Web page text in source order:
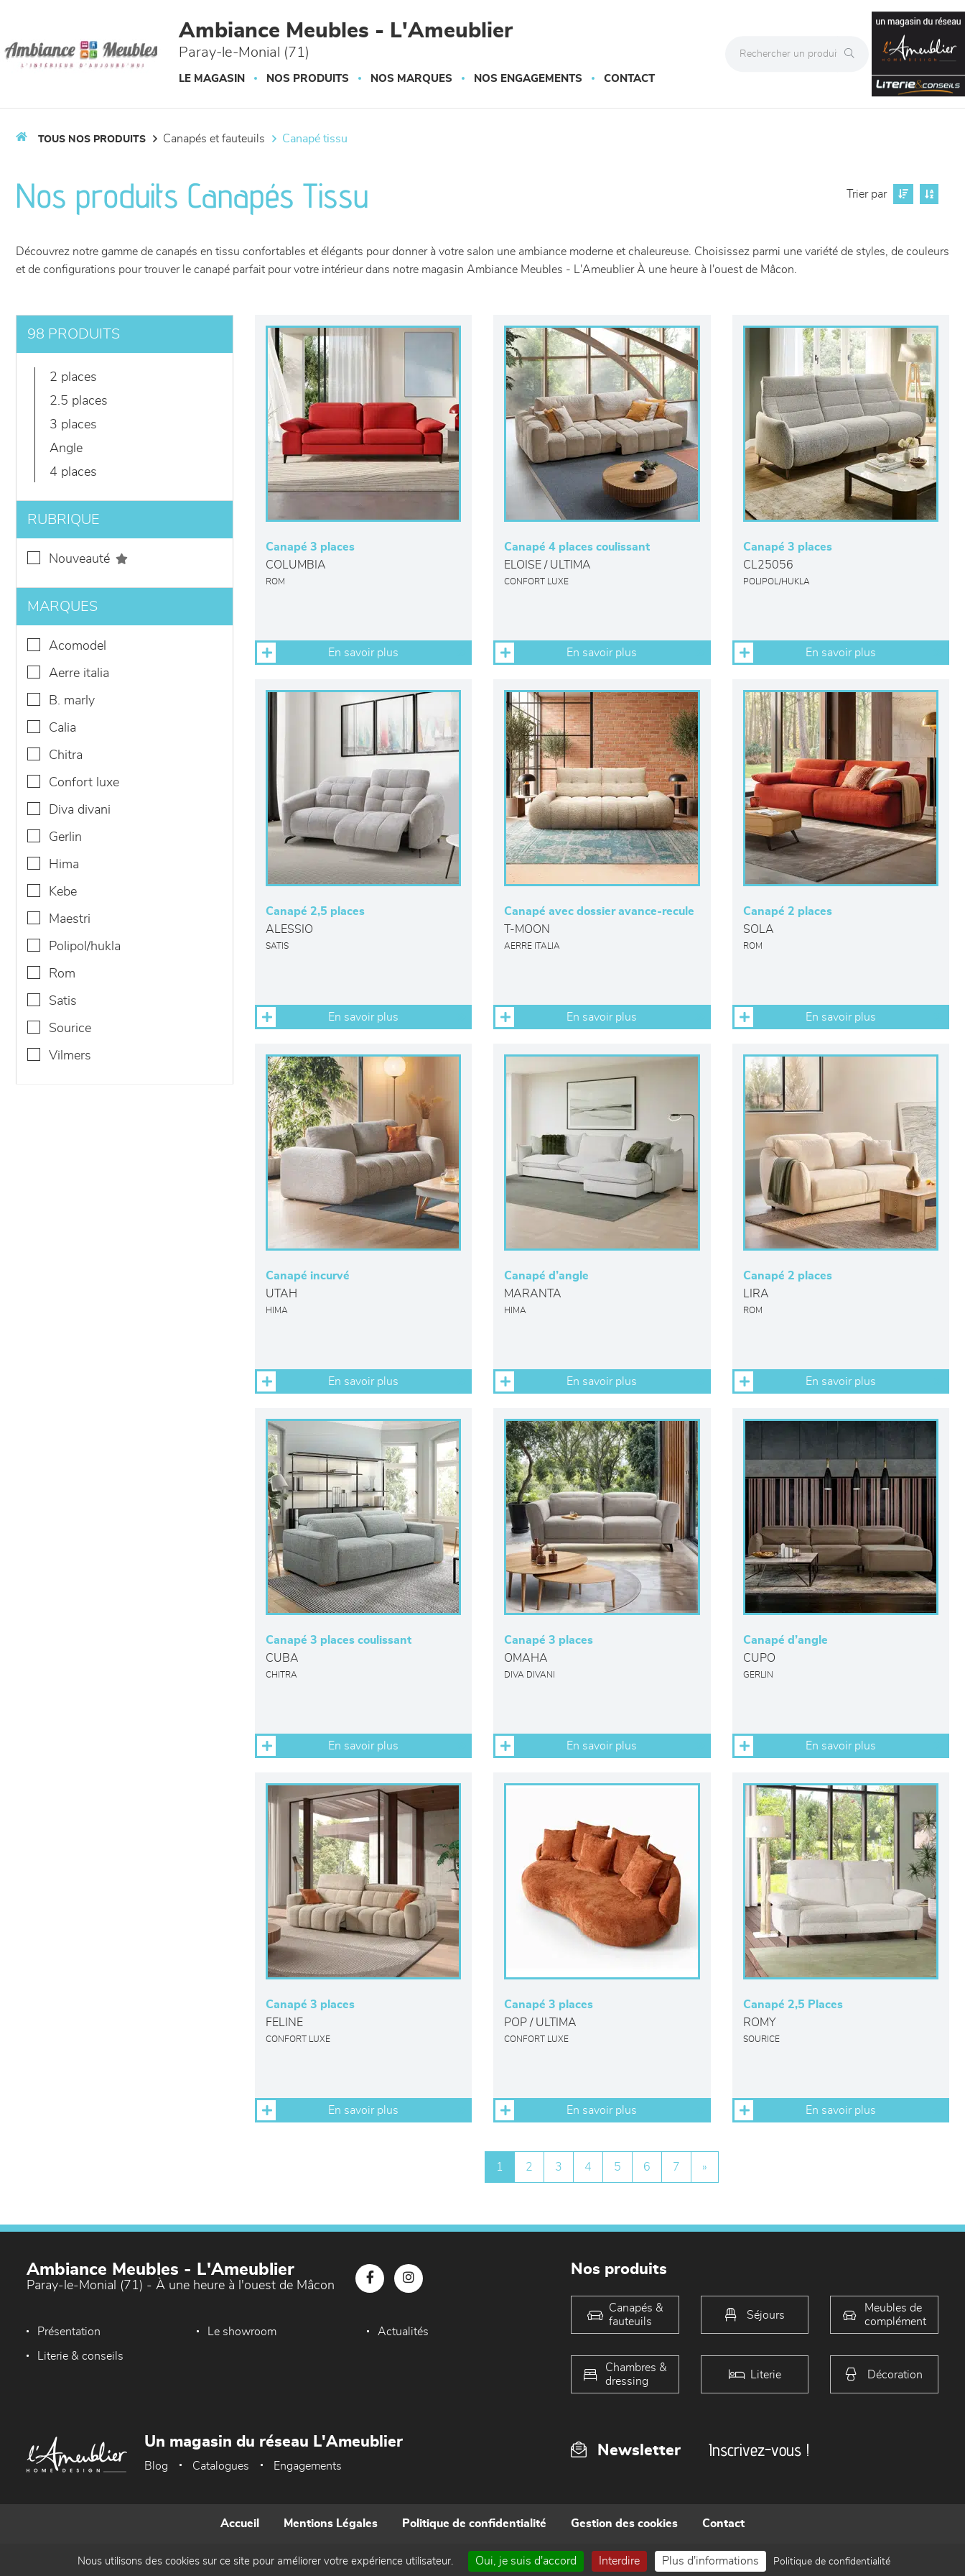
Ambiance Meubles - L'Ameublier
Paray-le-Monial (71)
LE MAGASIN NOS PRODUITS NOS MARQUES NOS ENGAGEMENTS CONTACT
TOUS NOS PRODUITS canapés et fauteuils canapé tissu
Nos produits Canapés Tissu Trier par
Découvrez notre gamme de canapés en tissu confortables et élégants pour donner à votre salon une ambiance moderne et chaleureuse. Choisissez parmi une variété de styles, de couleurs
et de configurations pour trouver le canapé parfait pour votre intérieur dans notre magasin Ambiance Meubles - L'Ameublier À une heure à l'ouest de Mâcon.
98 PRODUITS
2 places
2.5 places
3 places
angle
4 places
RUBRIQUE
nouveauté
MARQUES
acomodel
aerre italia
b. marly
calia
chitra
confort luxe
diva divani
gerlin
hima
kebe
maestri
polipol/hukla
rom
satis
sourice
vilmers
Canapé 3 places
COLUMBIA
ROM
En savoir plus
Canapé 4 places coulissant
ELOISE / ULTIMA
CONFORT LUXE
En savoir plus
Canapé 3 places
CL25056
POLIPOL/HUKLA
En savoir plus
Canapé 2,5 places
ALESSIO
SATIS
En savoir plus
Canapé avec dossier avance-recule
T-MOON
AERRE ITALIA
En savoir plus
Canapé 2 places
SOLA
ROM
En savoir plus
Canapé incurvé
UTAH
HIMA
En savoir plus
Canapé d’angle
MARANTA
HIMA
En savoir plus
Canapé 2 places
LIRA
ROM
En savoir plus
Canapé 3 places coulissant
CUBA
CHITRA
En savoir plus
Canapé 3 places
OMAHA
DIVA DIVANI
En savoir plus
Canapé d’angle
CUPO
GERLIN
En savoir plus
Canapé 3 places
FELINE
CONFORT LUXE
En savoir plus
Canapé 3 places
POP / ULTIMA
CONFORT LUXE
En savoir plus
Canapé 2,5 Places
ROMY
SOURICE
En savoir plus
1 2 3 4 5 6 7 »
Ambiance Meubles - L'Ameublier
Paray-le-Monial (71) - À une heure à l'ouest de Mâcon
Présentation Le showroom Actualités
Literie & conseils
Nos produits
Canapés &
fauteuils
Séjours
Meubles de
complément
Chambres &
dressing
Literie Décoration
Newsletter Inscrivez-vous !
Un magasin du réseau L'Ameublier
Blog Catalogues Engagements
Accueil Mentions Légales Politique de confidentialité Gestion des cookies Contact
Réalisé par WEB Enseignes
Nous utilisons des cookies sur ce site pour améliorer votre expérience utilisateur. Oui, je suis d'accord Interdire Plus d'informations Politique de confidentialité